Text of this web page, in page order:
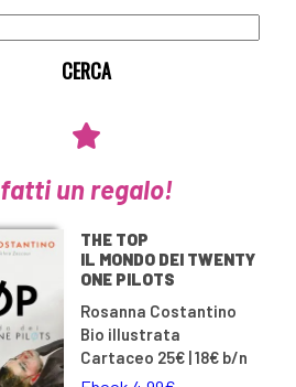
fatti un regalo!
THE TOP
IL MONDO DEI TWENTY
ONE PILOTS
Rosanna Costantino
Bio illustrata
Cartaceo 25€ | 18€ b/n